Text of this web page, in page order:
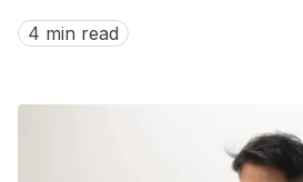
hàng loạt quốc gia không cần visa.
4 min read